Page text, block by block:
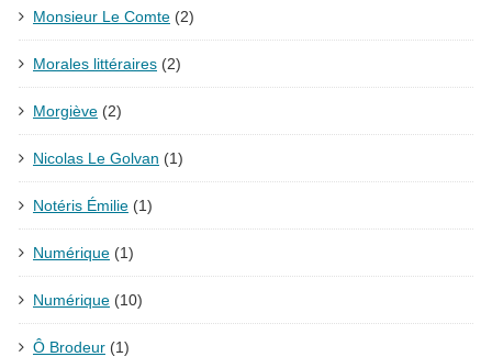
Monsieur Le Comte (2)
Morales littéraires (2)
Morgiève (2)
Nicolas Le Golvan (1)
Notéris Émilie (1)
Numérique (1)
Numérique (10)
Ô Brodeur (1)